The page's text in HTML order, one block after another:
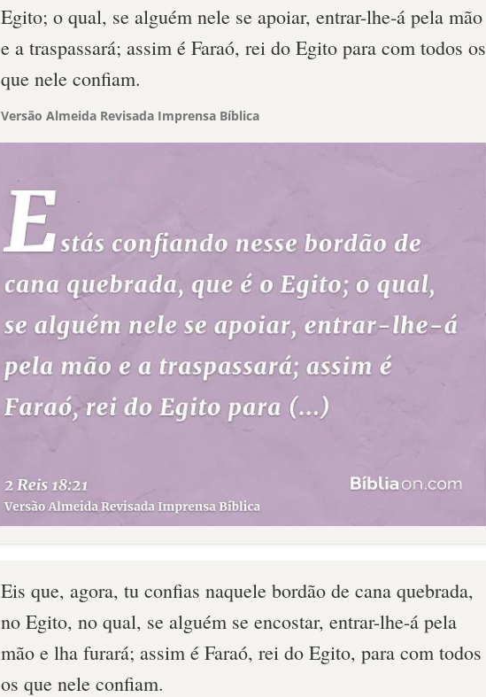
Egito; o qual, se alguém nele se apoiar, entrar-lhe-á pela mão
e a traspassará; assim é Faraó, rei do Egito para com todos os
que nele confiam.
Versão Almeida Revisada Imprensa Bíblica
Eis que, agora, tu confias naquele bordão de cana quebrada,
no Egito, no qual, se alguém se encostar, entrar-lhe-á pela
mão e lha furará; assim é Faraó, rei do Egito, para com todos
os que nele confiam.